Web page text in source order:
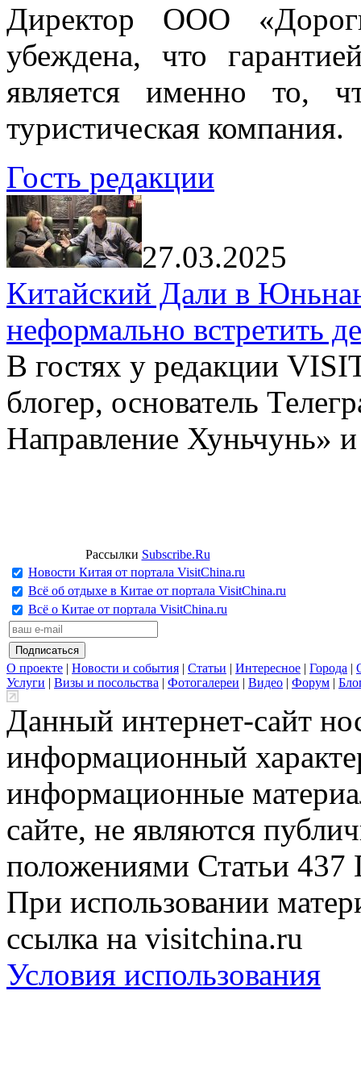
Директор ООО
убеждена, что
является именно то,
туристическая компания.
Гость редакции
27.03.2025
Китайский Дали в
неформально встретить
В гостях у редакции
блогер, основатель
Направление Хуньчунь»
Рассылки Subscribe.Ru
Новости Китая от портала VisitChina.ru
Всё об отдыхе в Китае от портала VisitChina.ru
Всё о Китае от портала VisitChina.ru
О проекте | Новости и события | Статьи | Интересное | Города |
Услуги | Визы и посольства | Фотогалереи | Видео | Форум |
Данный интернет-сайт
информационный
информационные
сайте, не являются
положениями Статьи 437
При использовании
ссылка на visitchina.ru
Условия использования